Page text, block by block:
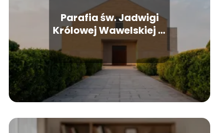
Parafia św. Jadwigi
Królowej Wawelskiej w
Poznaniu – msze,
intencje, kontakt